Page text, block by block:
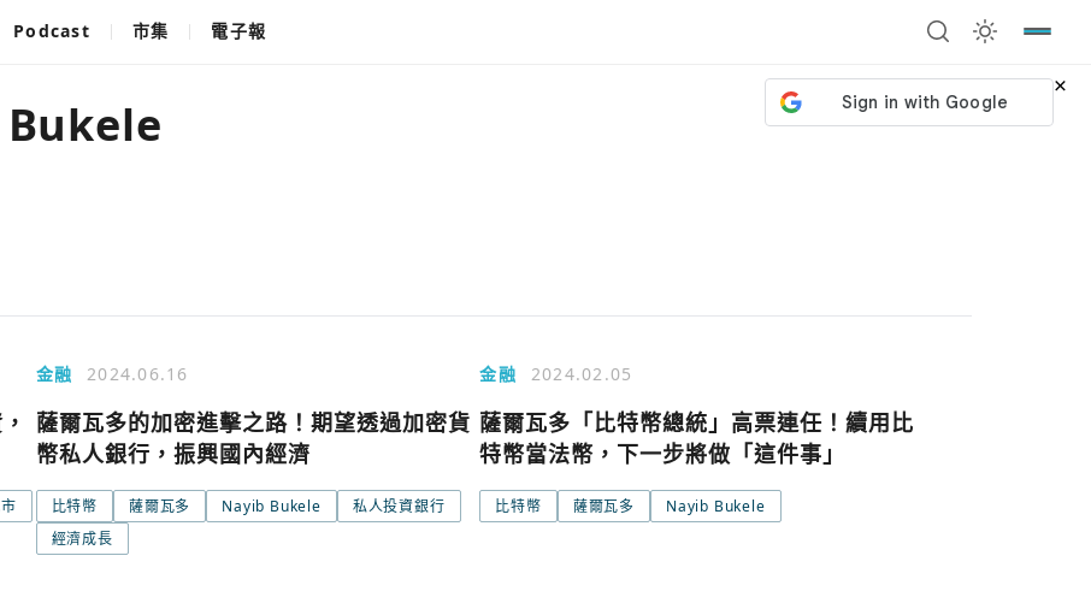
Podcast 市集 電子報
金融 2024.06.16
薩爾瓦多的加密進擊之路！期望透過加密貨
幣私人銀行，振興國內經濟
比特幣 薩爾瓦多 Nayib Bukele
私人投資銀行
經濟成長
金融 2024.02.05
薩爾瓦多「比特幣總統」高票連任！續用比
特幣當法幣，下一步將做「這件事」
比特幣 薩爾瓦多 Nayib Bukele
使用以下帳號繼續
您已閒置5分鐘，請點擊關閉按鈕或空白處，即可回到加密城市 關閉
×